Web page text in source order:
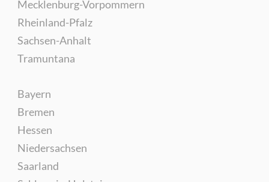
Mecklenburg-Vorpommern
Rheinland-Pfalz
Sachsen-Anhalt
Tramuntana
Bayern
Bremen
Hessen
Niedersachsen
Saarland